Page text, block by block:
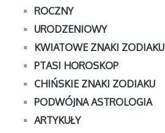
ROCZNY
URODZENIOWY
KWIATOWE ZNAKI ZODIAKU
PTASI HOROSKOP
CHIŃSKIE ZNAKI ZODIAKU
PODWÓJNA ASTROLOGIA
ARTYKUŁY